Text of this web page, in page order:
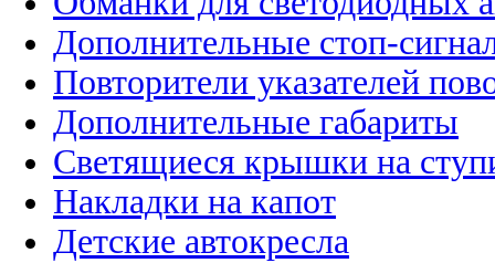
Дополнительные стоп-
Повторители указателей
Дополнительные габариты
Светящиеся крышки на
Накладки на капот
Детские автокресла